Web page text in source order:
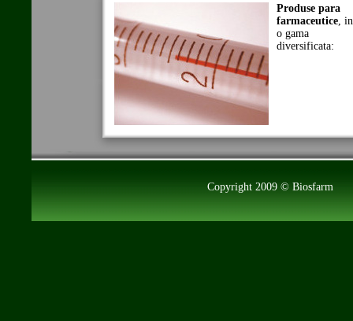
Produse para
farmaceutice,
o gama
diversificata:
Copyright 2009 ©